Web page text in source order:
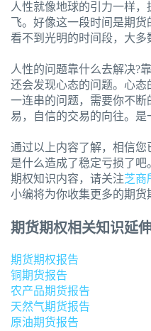
人性就像地球的引力一样
飞。好像这一段时间是期货
看不到光明的时间段，大多
人性的问题靠什么去解决?
还会发现心态的问题。心
一连串的问题，需要你不
易，自信的交易的向往。是
通过以上内容了解，相信
是什么造成了稳定亏损了
期权知识内容，请关注芝商
小编将为你收集更多的期货
期货期权相关知识延伸
期货期权报告
铜期货报告
农产品期货报告
天然气期货报告
原油期货报告